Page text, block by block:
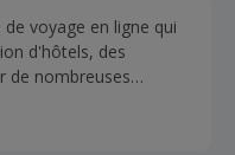
voyage en ligne qui
d'hôtels, des
de nombreuses